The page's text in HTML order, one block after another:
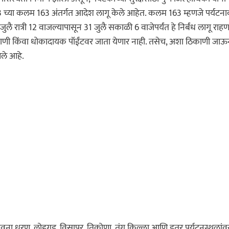
च्या कलम 163 अंतर्गत आदेश लागू केले आहेत. कलम 163 म्हणजे
रात्री 12 वाजल्यापासून 31 जुलै सकाळी 6 वाजेपर्यंत हे निर्बंध लागू
किंवा धोकादायक पॉईंटवर जाता येणार नाही. तसेच, अशा ठिकाणी
आहे.